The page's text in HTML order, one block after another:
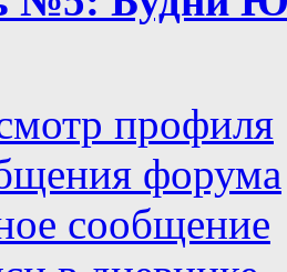
профиля
форума
сообщение